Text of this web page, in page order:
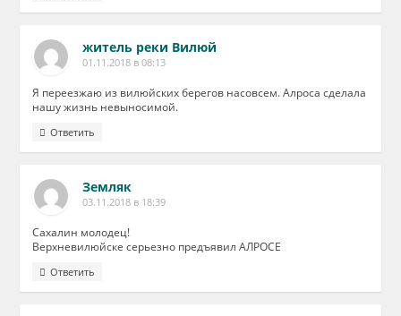
житель реки Вилюй
01.11.2018 в 08:13
Я переезжаю из вилюйских берегов насовсем. Алроса сделала
нашу жизнь невыносимой.
Ответить
Земляк
03.11.2018 в 18:39
Сахалин молодец!
Верхневилюйске серьезно предъявил АЛРОСЕ
Ответить